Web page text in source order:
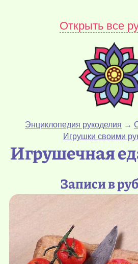
Открыть все
Энциклопедия рукоделия →
Игрушки своими
Игрушечная
Записи в